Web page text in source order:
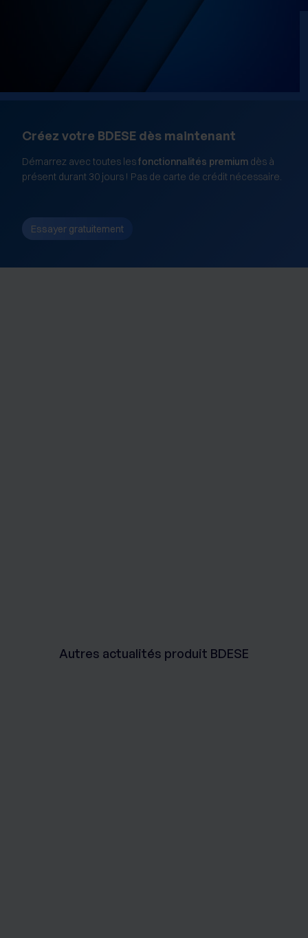
Créez votre BDESE dès maintenant
Démarrez avec toutes lesfonctionnalités premium dès à
présent durant 30 jours ! Pas de carte de crédit nécessaire.
Essayer gratuitement
Autres actualités produit BDESE